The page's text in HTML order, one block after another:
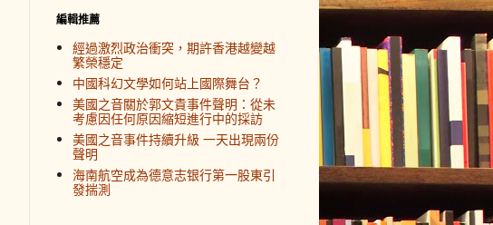
編輯推薦
經過激烈政治衝突，期許香港越變越
繁榮穩定
中國科幻文學如何站上國際舞台？
美國之音關於郭文貴事件聲明：從未
考慮因任何原因縮短進行中的採訪
美國之音事件持續升級 一天出現兩份
聲明
海南航空成為德意志银行第一股東引
發揣測